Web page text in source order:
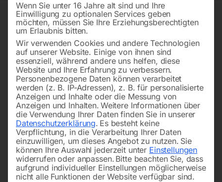
Wenn Sie unter 16 Jahre alt sind und Ihre
Einwilligung zu optionalen Services geben
möchten, müssen Sie Ihre Erziehungsberechtigten
um Erlaubnis bitten.
Wir verwenden Cookies und andere Technologien
auf unserer Website. Einige von ihnen sind
essenziell, während andere uns helfen, diese
Website und Ihre Erfahrung zu verbessern.
Personenbezogene Daten können verarbeitet
werden (z. B. IP-Adressen), z. B. für personalisierte
Anzeigen und Inhalte oder die Messung von
Anzeigen und Inhalten. Weitere Informationen über
die Verwendung Ihrer Daten finden Sie in unserer
Datenschutzerklärung. Es besteht keine
Verpflichtung, in die Verarbeitung Ihrer Daten
einzuwilligen, um dieses Angebot zu nutzen. Sie
können Ihre Auswahl jederzeit unter Einstellungen
widerrufen oder anpassen. Bitte beachten Sie, dass
aufgrund individueller Einstellungen möglicherweise
nicht alle Funktionen der Website verfügbar sind.